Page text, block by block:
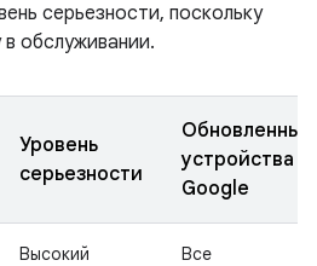
серьезности, поскольку
обслуживании.
Уровень
серьезности
Обновленные
устройства
Google
Высокий Все